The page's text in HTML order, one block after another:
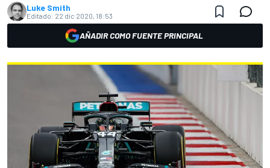
Luke Smith
Editado: 22 dic 2020, 18:53
AÑADIR COMO FUENTE PRINCIPAL